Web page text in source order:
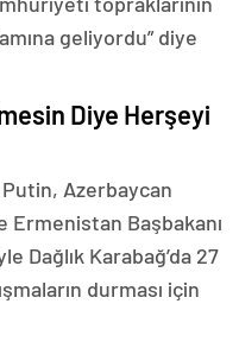
geliyordu” diye
Diye Herşeyi
Azerbaycan
Ermenistan Başbakanı
Dağlık Karabağ’da 27
durması için